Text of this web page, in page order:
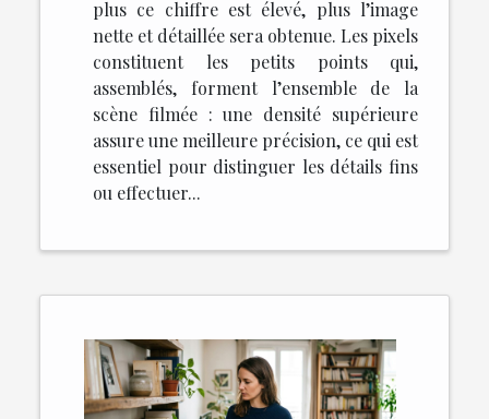
plus ce chiffre est élevé, plus l’image
nette et détaillée sera obtenue. Les pixels
constituent les petits points qui,
assemblés, forment l’ensemble de la
scène filmée : une densité supérieure
assure une meilleure précision, ce qui est
essentiel pour distinguer les détails fins
ou effectuer...